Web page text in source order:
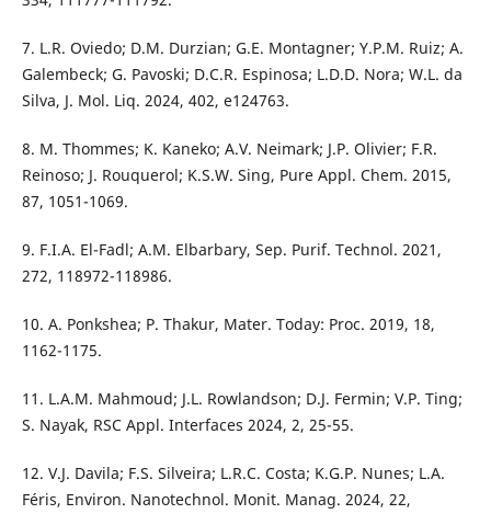
7. L.R. Oviedo; D.M. Durzian; G.E. Montagner; Y.P.M. Ruiz; A.
Galembeck; G. Pavoski; D.C.R. Espinosa; L.D.D. Nora; W.L. da
Silva, J. Mol. Liq. 2024, 402, e124763.
8. M. Thommes; K. Kaneko; A.V. Neimark; J.P. Olivier; F.R.
Reinoso; J. Rouquerol; K.S.W. Sing, Pure Appl. Chem. 2015,
87, 1051-1069.
9. F.I.A. El-Fadl; A.M. Elbarbary, Sep. Purif. Technol. 2021,
272, 118972-118986.
10. A. Ponkshea; P. Thakur, Mater. Today: Proc. 2019, 18,
1162-1175.
11. L.A.M. Mahmoud; J.L. Rowlandson; D.J. Fermin; V.P. Ting;
S. Nayak, RSC Appl. Interfaces 2024, 2, 25-55.
12. V.J. Davila; F.S. Silveira; L.R.C. Costa; K.G.P. Nunes; L.A.
Féris, Environ. Nanotechnol. Monit. Manag. 2024, 22,